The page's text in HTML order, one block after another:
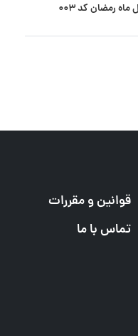
قوانین و مقررات
تماس با ما